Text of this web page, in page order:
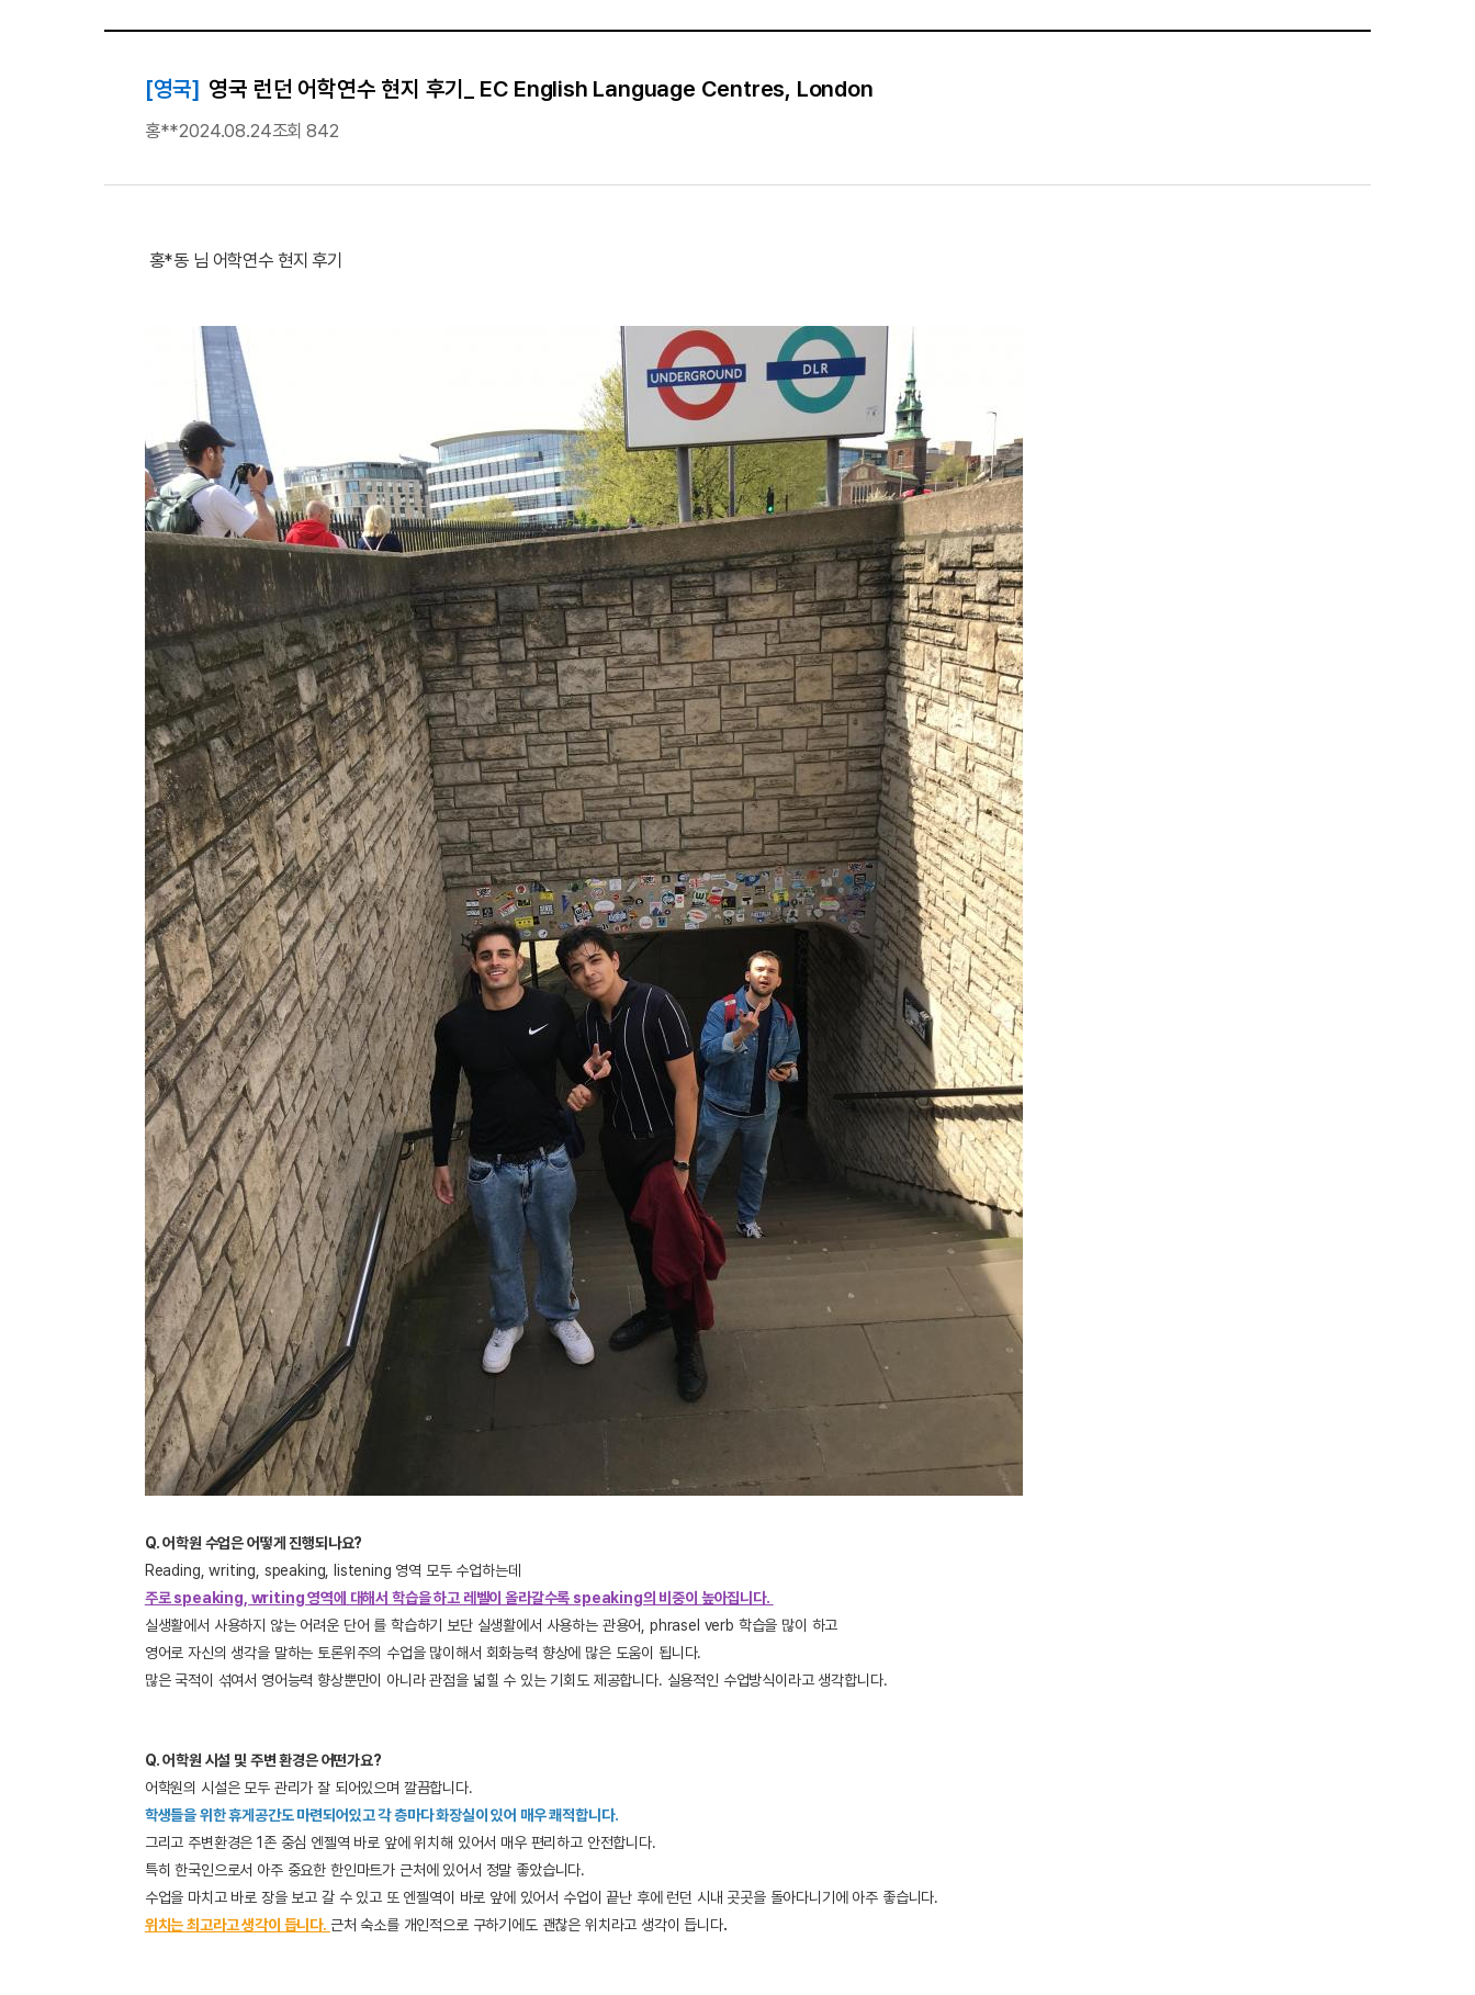
[영국] 영국 런던 어학연수 현지 후기_ EC English Language Centres, London
홍**2024.08.24조회 842
홍*동 님 어학연수 현지 후기
Q. 어학원 수업은 어떻게 진행되나요?
Reading, writing, speaking, listening 영역 모두 수업하는데
주로 speaking, writing 영역에 대해서 학습을 하고 레벨이 올라갈수록 speaking의 비중이 높아집니다.
실생활에서 사용하지 않는 어려운 단어 를 학습하기 보단 실생활에서 사용하는 관용어, phrasel verb 학습을 많이 하고
영어로 자신의 생각을 말하는 토론위주의 수업을 많이해서 회화능력 향상에 많은 도움이 됩니다.
많은 국적이 섞여서 영어능력 향상뿐만이 아니라 관점을 넓힐 수 있는 기회도 제공합니다. 실용적인 수업방식이라고 생각합니다.
Q. 어학원 시설 및 주변 환경은 어떤가요?
어학원의 시설은 모두 관리가 잘 되어있으며 깔끔합니다.
학생들을 위한 휴게공간도 마련되어있고 각 층마다 화장실이 있어 매우 쾌적합니다.
그리고 주변환경은 1존 중심 엔젤역 바로 앞에 위치해 있어서 매우 편리하고 안전합니다.
특히 한국인으로서 아주 중요한 한인마트가 근처에 있어서 정말 좋았습니다.
수업을 마치고 바로 장을 보고 갈 수 있고 또 엔젤역이 바로 앞에 있어서 수업이 끝난 후에 런던 시내 곳곳을 돌아다니기에 아주 좋습니다.
위치는 최고라고 생각이 듭니다. 근처 숙소를 개인적으로 구하기에도 괜찮은 위치라고 생각이 듭니다.